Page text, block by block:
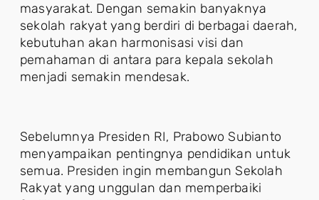
masyarakat. Dengan semakin banyaknya
sekolah rakyat yang berdiri di berbagai daerah,
kebutuhan akan harmonisasi visi dan
pemahaman di antara para kepala sekolah
menjadi semakin mendesak.
Sebelumnya Presiden RI, Prabowo Subianto
menyampaikan pentingnya pendidikan untuk
semua. Presiden ingin membangun Sekolah
Rakyat yang unggulan dan memperbaiki